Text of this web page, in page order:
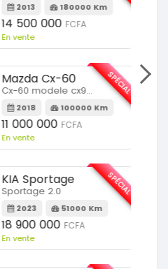
2013 180000 Km
14 500 000FCFA
En vente
Mazda Cx-60
Cx-60 modele cx9 full option
2018 100000 Km
11 000 000FCFA
En vente
SPÉCIAL
KIA Sportage
Sportage 2.0
2023 51000 Km
18 900 000FCFA
En vente
SPÉCIAL